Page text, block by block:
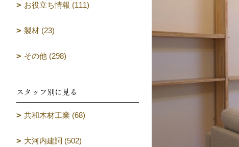
お役立ち情報 (111)
製材 (23)
その他 (298)
スタッフ別に見る
共和木材工業 (68)
大河内建詞 (502)